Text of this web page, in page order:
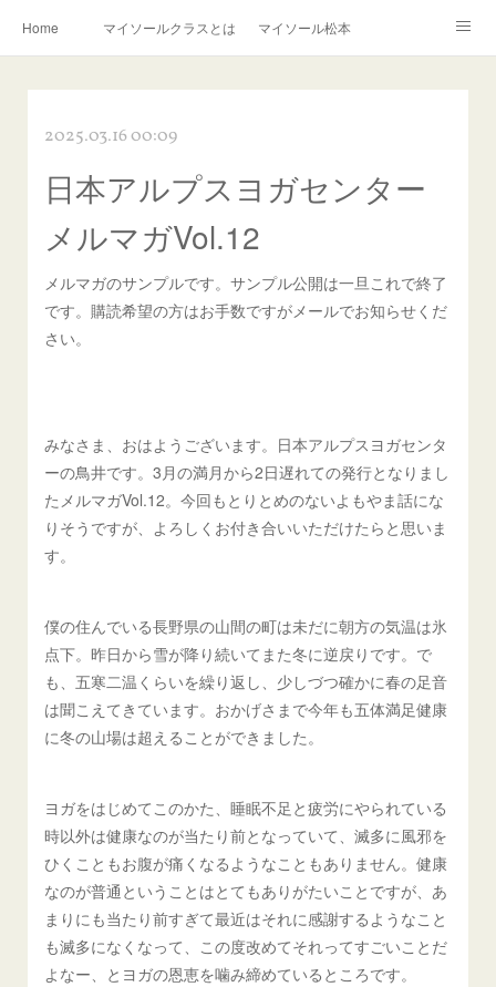
Home マイソールクラスとは マイソール松本
講師プロフィール 講師からのメッセージ
連絡先
2025.03.16 00:09
日本アルプスヨガセンター
メルマガVol.12
メルマガのサンプルです。サンプル公開は一旦これで終了
です。購読希望の方はお手数ですがメールでお知らせくだ
さい。
みなさま、おはようございます。日本アルプスヨガセンタ
ーの鳥井です。3月の満月から2日遅れての発行となりまし
たメルマガVol.12。今回もとりとめのないよもやま話にな
りそうですが、よろしくお付き合いいただけたらと思いま
す。
僕の住んでいる長野県の山間の町は未だに朝方の気温は氷
点下。昨日から雪が降り続いてまた冬に逆戻りです。で
も、五寒二温くらいを繰り返し、少しづつ確かに春の足音
は聞こえてきています。おかげさまで今年も五体満足健康
に冬の山場は超えることができました。
ヨガをはじめてこのかた、睡眠不足と疲労にやられている
時以外は健康なのが当たり前となっていて、滅多に風邪を
ひくこともお腹が痛くなるようなこともありません。健康
なのが普通ということはとてもありがたいことですが、あ
まりにも当たり前すぎて最近はそれに感謝するようなこと
も滅多になくなって、この度改めてそれってすごいことだ
よなー、とヨガの恩恵を噛み締めているところです。